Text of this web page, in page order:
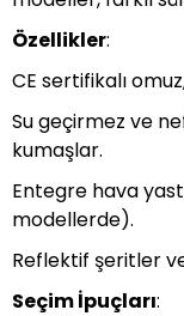
Özellikler:
CE sertifikalı
Su geçirmez ve
kumaşlar.
Entegre hava
modellerde).
Reflektif şeritler
Seçim İpuçları: